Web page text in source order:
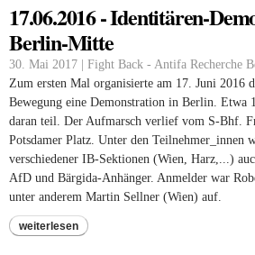
17.06.2016 - Identitären-
Berlin-Mitte
30. Mai 2017 | Fight Back - Antifa Recherche
Zum ersten Mal organisierte am 17. Juni 2016
Bewegung eine Demonstration in Berlin. Etwa
daran teil. Der Aufmarsch verlief vom S-Bhf.
Potsdamer Platz. Unter den Teilnehmer_innen
verschiedener IB-Sektionen (Wien, Harz,...)
AfD und Bärgida-Anhänger. Anmelder war
unter anderem Martin Sellner (Wien) auf.
weiterlesen